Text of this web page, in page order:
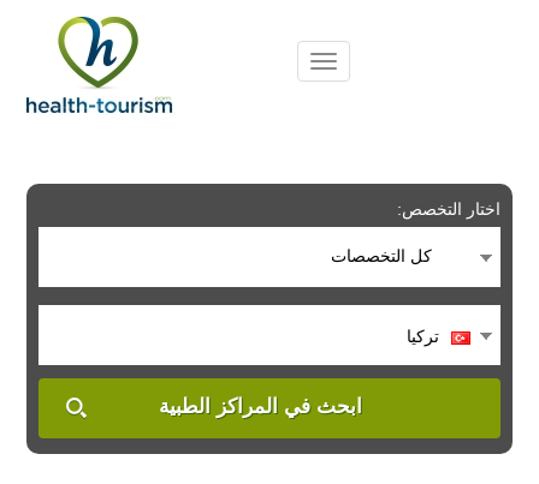
includes
system.
اختار التخصص:
كل التخصصات
تركيا
ابحث في المراكز الطبية